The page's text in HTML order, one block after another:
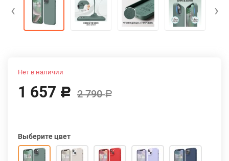
‹ ›
Нет в наличии
1 657 Р 2 790Р
Выберите цвет